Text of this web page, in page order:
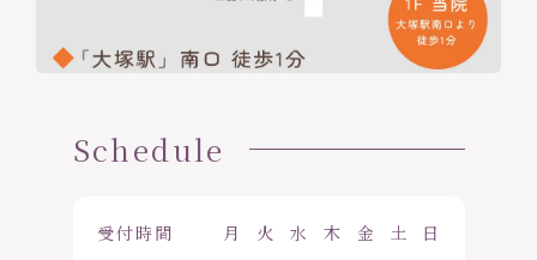
Schedule
受付時間 月 火 水 木 金 土 日